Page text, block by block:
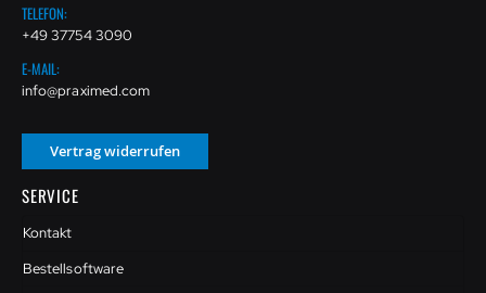
TELEFON:
+49 37754 3090
E-MAIL:
info@praximed.com
Vertrag widerrufen
SERVICE
Kontakt
Bestellsoftware